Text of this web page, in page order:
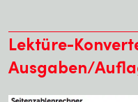
Lektüre-
Ausgaben/